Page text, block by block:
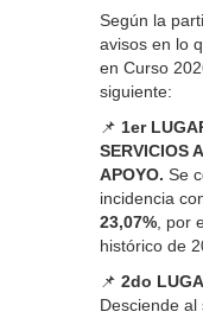
Según la
avisos en lo
en Curso
siguiente:
📌 1er
SERVICIOS
APOYO. Se
incidencia
23,07% , por
histórico de
📌 2do
Desciende